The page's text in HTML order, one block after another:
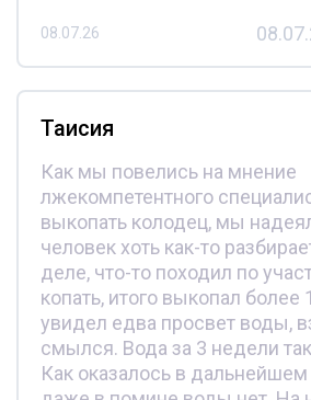
08.07.26
Таисия
Как мы повелись на мнение
лжекомпетентного
выкопать колодец, мы
человек хоть как-то
деле, что-то походил по
копать, итого выкопал более
увидел едва просвет воды,
смылся. Вода за 3 недели
Как оказалось в